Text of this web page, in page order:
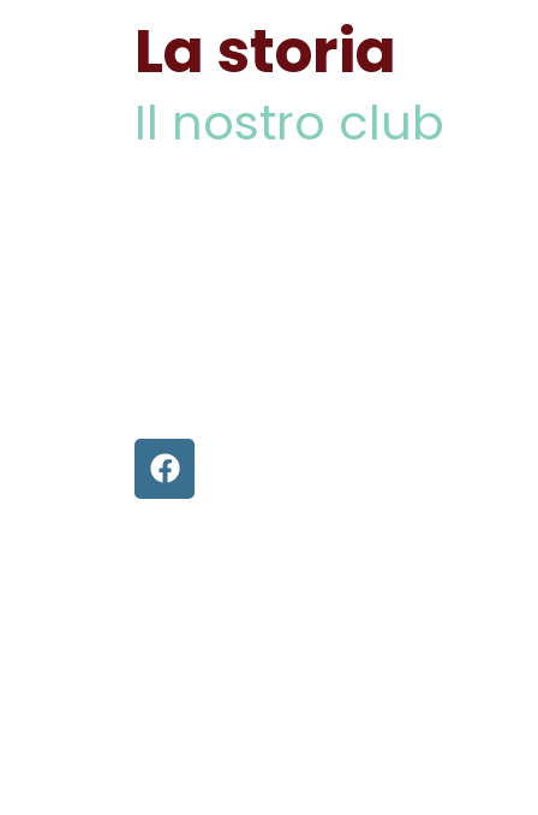
La storia
Il nostro club